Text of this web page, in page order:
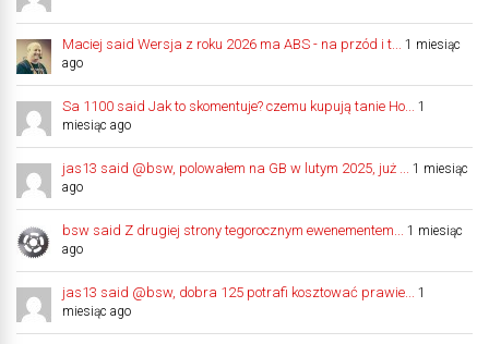
Maciej said Wersja z roku 2026 ma ABS - na przód i t...
1 miesiąc
ago
Sa 1100 said Jak to skomentuje? czemu kupują tanie Ho...
1
miesiąc ago
jas13 said @bsw, polowałem na GB w lutym 2025, już ...
1 miesiąc
ago
bsw said Z drugiej strony tegorocznym ewenementem...
1 miesiąc
ago
jas13 said @bsw, dobra 125 potrafi kosztować prawie...
1
miesiąc ago